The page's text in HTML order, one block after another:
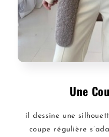
Une
il dessine une
coupe régulière